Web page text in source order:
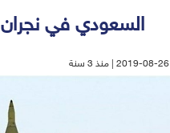
السعودي في نجران
2019-08-26 | منذ 3 سنة